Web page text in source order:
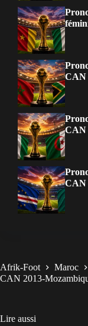
CAN
CAN
CAN
Afrik-Foot
Maroc
CAN 2013-
Lire aussi